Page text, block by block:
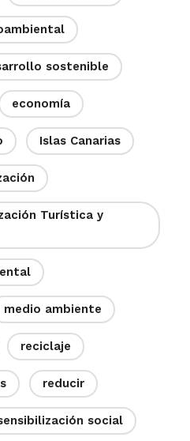
sostenible
economía
Islas Canarias
Turística y
medio ambiente
reciclaje
reducir
social